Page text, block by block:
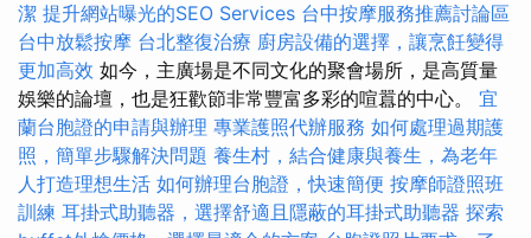
潔 提升網站曝光的SEO Services 台中按摩服務推薦討論區
台中放鬆按摩 台北整復治療 廚房設備的選擇，讓烹飪變得
更加高效 如今，主廣場是不同文化的聚會場所，是高質量
娛樂的論壇，也是狂歡節非常豐富多彩的喧囂的中心。 宜
蘭台胞證的申請與辦理 專業護照代辦服務 如何處理過期護
照，簡單步驟解決問題 養生村，結合健康與養生，為老年
人打造理想生活 如何辦理台胞證，快速簡便 按摩師證照班
訓練 耳掛式助聽器，選擇舒適且隱蔽的耳掛式助聽器 探索